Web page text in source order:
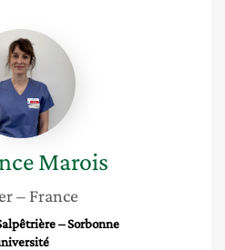
Clémence
Marois
Marois
– France
– Sorbonne